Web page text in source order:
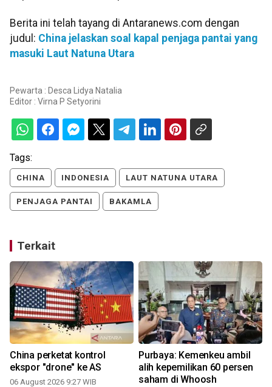
Berita ini telah tayang di Antaranews.com dengan
judul: China jelaskan soal kapal penjaga pantai yang
masuki Laut Natuna Utara
Pewarta : Desca Lidya Natalia
Editor : Virna P Setyorini
Tags:
CHINA INDONESIA LAUT NATUNA UTARA
PENJAGA PANTAI BAKAMLA
Terkait
China perketat kontrol
ekspor "drone" ke AS
06 August 2026 9:27 WIB
Purbaya: Kemenkeu ambil
alih kepemilikan 60 persen
saham di Whoosh